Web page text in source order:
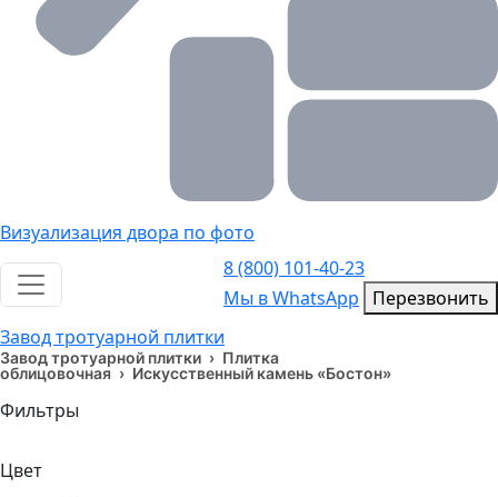
Визуализация двора по фото
Toggle navigation
8 (800) 101-40-23
Мы в WhatsApp
Мы в WhatsApp
Перезвонить
Завод тротуарной плитки
Завод тротуарной плитки › Плитка
облицовочная › Искусственный камень «Бостон»
Фильтры
Цвет